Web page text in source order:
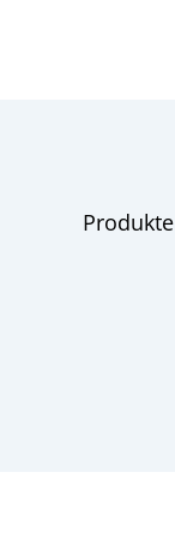
Produkte